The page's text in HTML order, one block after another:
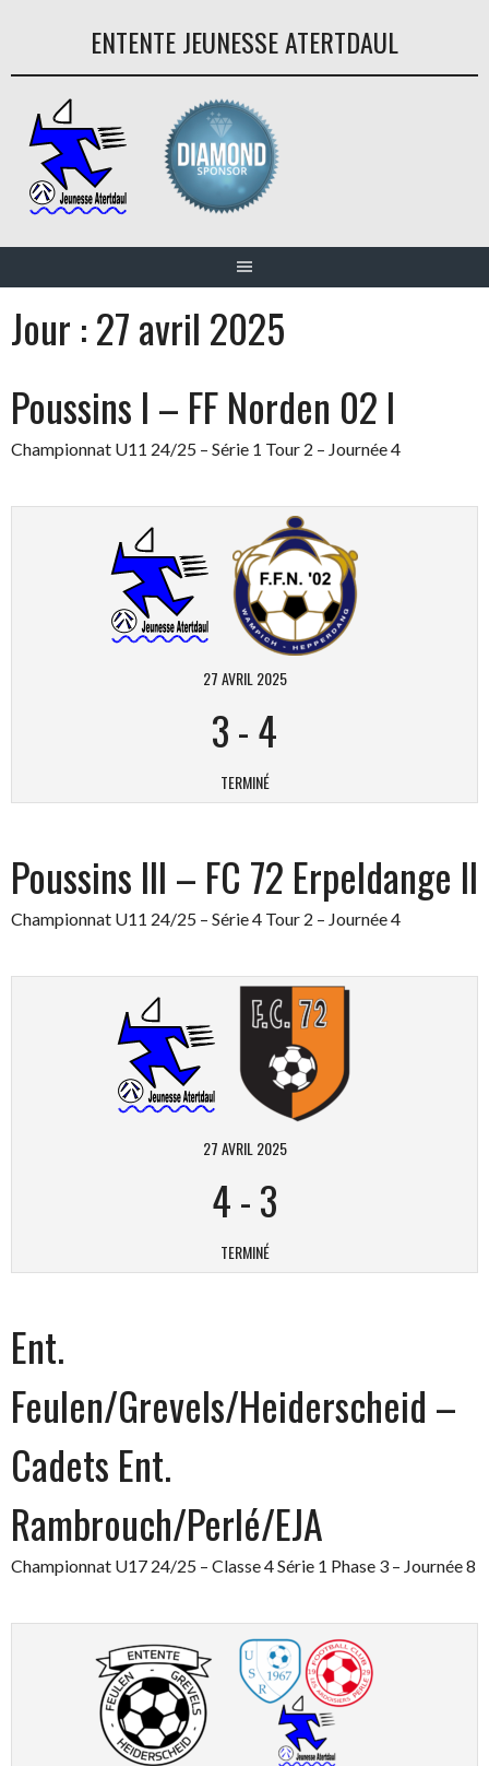
ENTENTE JEUNESSE ATERTDAUL
Jour :27 avril 2025
Poussins I – FF Norden 02 I
Championnat U11 24/25 – Série 1 Tour 2 – Journée 4
27 AVRIL 2025
3-4
TERMINÉ
Poussins III – FC 72 Erpeldange II
Championnat U11 24/25 – Série 4 Tour 2 – Journée 4
27 AVRIL 2025
4-3
TERMINÉ
Ent.
Feulen/Grevels/Heiderscheid –
Cadets Ent.
Rambrouch/Perlé/EJA
Championnat U17 24/25 – Classe 4 Série 1 Phase 3 – Journée 8